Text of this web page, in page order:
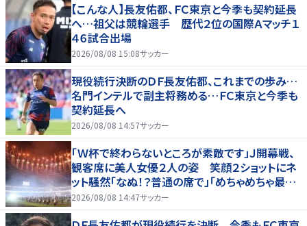
【こんな人】長友佑都、ＦＣ東京と今季も契約延長
へ…祖父は競輪選手 歴代２位の国際Ａマッチ１
４６試合出場
2026/08/08 15:08サッカー
現役続行決断のＤＦ長友佑都、これまでの歩み…
名門インテルで副主将務める…ＦＣ東京と今季も
契約延長へ
2026/08/08 14:57サッカー
「Ｗ杯で終わらないところが素敵です」Ｊ開幕戦、
観客席に美人女優２人の姿 笑顔２ショットにネ
ット騒然「なぬ！？普通の席で」「めちゃめちゃ最上
級に可愛すぎ」
2026/08/08 14:47サッカー